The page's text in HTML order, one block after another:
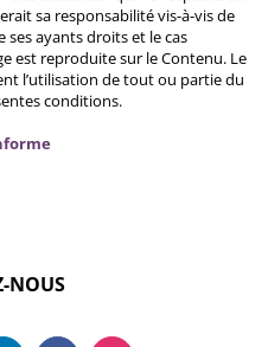
sa responsabilité vis-à-vis de
ses ayants droits et le cas
est reproduite sur le Contenu. Le
l’utilisation de tout ou partie du
conditions.
NOUS